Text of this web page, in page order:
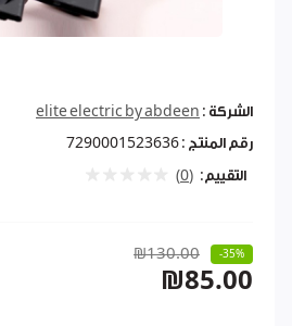
الشركة : elite electric by abdeen
رقم المنتج : 7290001523636
التقييم: (0)
₪130.00 -35%
₪85.00